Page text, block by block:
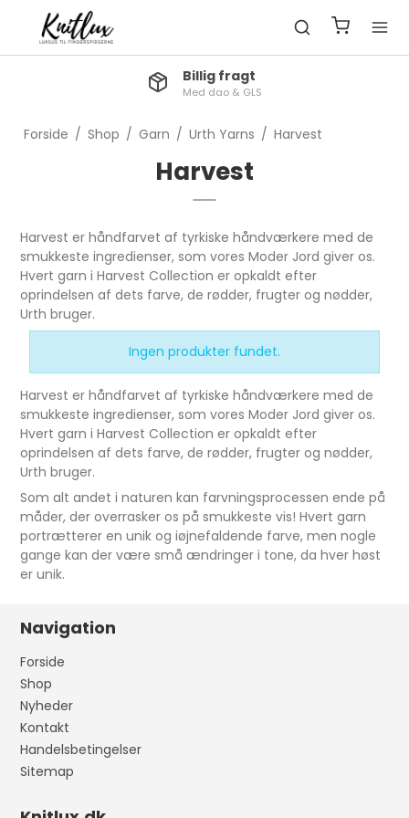
Billig fragt
Med dao & GLS
Forside / Shop / Garn / Urth Yarns / Harvest
Harvest
Harvest er håndfarvet af tyrkiske håndværkere med de
smukkeste ingredienser, som vores Moder Jord giver os.
Hvert garn i Harvest Collection er opkaldt efter
oprindelsen af dets farve, de rødder, frugter og nødder,
Urth bruger.
Ingen produkter fundet.
Harvest er håndfarvet af tyrkiske håndværkere med de
smukkeste ingredienser, som vores Moder Jord giver os.
Hvert garn i Harvest Collection er opkaldt efter
oprindelsen af dets farve, de rødder, frugter og nødder,
Urth bruger.
Som alt andet i naturen kan farvningsprocessen ende på
måder, der overrasker os på smukkeste vis! Hvert garn
portrætterer en unik og iøjnefaldende farve, men nogle
gange kan der være små ændringer i tone, da hver høst
er unik.
Navigation
Forside
Shop
Nyheder
Kontakt
Handelsbetingelser
Sitemap